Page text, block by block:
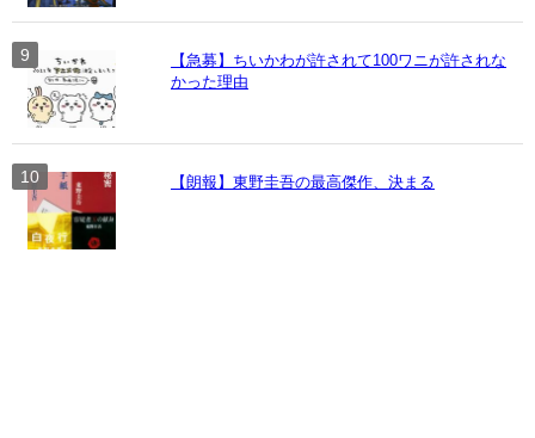
【急募】ちいかわが許されて100ワニが許されな
かった理由
【朗報】東野圭吾の最高傑作、決まる